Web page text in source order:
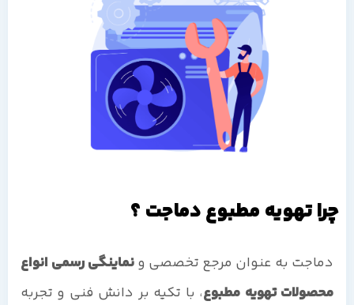
چرا تهویه مطبوع دماجت ؟
دماجت به عنوان مرجع تخصصی ونماینگی رسمی انواع
محصولات تهویه مطبوع، با تکیه بر دانش فنی و تجربه